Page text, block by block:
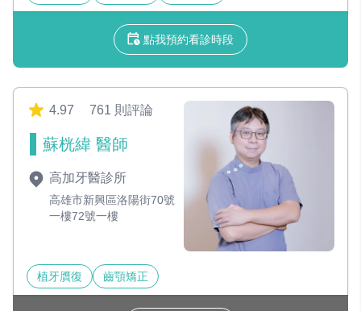
點我預約看診時段
4.97 761 則評論
蘇桄緯 醫師
高加牙醫診所
高雄市新興區洛陽街70號
一樓72號一樓
植牙贋復 齒顎矯正